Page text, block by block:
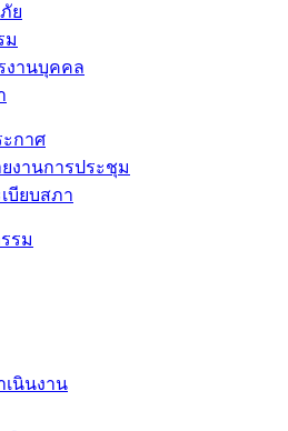
ย
ม
งานบุคคล
ะกาศ
ยงานการประชุม
บียบสภา
รม
เนินงาน